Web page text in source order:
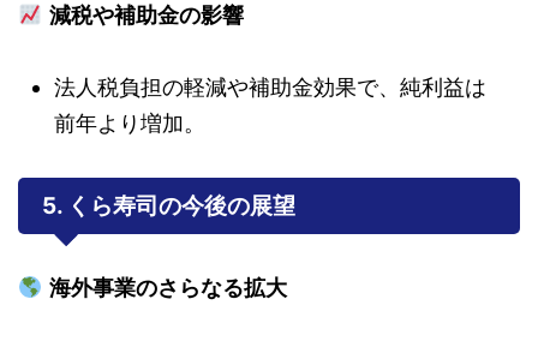
減税や補助金の影響
法人税負担の軽減や補助金効果で、純利益は
前年より増加。
5. くら寿司の今後の展望
海外事業のさらなる拡大